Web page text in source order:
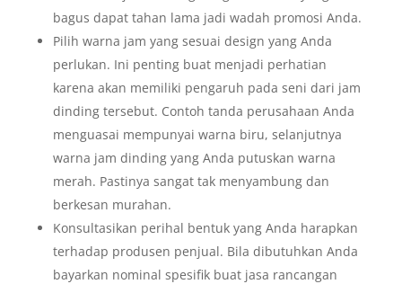
bagus dapat tahan lama jadi wadah promosi Anda.
Pilih warna jam yang sesuai design yang Anda
perlukan. Ini penting buat menjadi perhatian
karena akan memiliki pengaruh pada seni dari jam
dinding tersebut. Contoh tanda perusahaan Anda
menguasai mempunyai warna biru, selanjutnya
warna jam dinding yang Anda putuskan warna
merah. Pastinya sangat tak menyambung dan
berkesan murahan.
Konsultasikan perihal bentuk yang Anda harapkan
terhadap produsen penjual. Bila dibutuhkan Anda
bayarkan nominal spesifik buat jasa rancangan